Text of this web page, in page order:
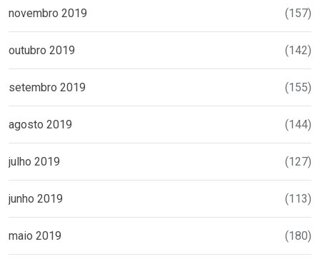
novembro 2019 (157)
outubro 2019 (142)
setembro 2019 (155)
agosto 2019 (144)
julho 2019 (127)
junho 2019 (113)
maio 2019 (180)